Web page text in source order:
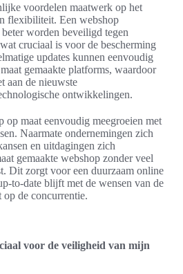
voordelen maatwerk op het
flexibiliteit. Een webshop
worden beveiligd tegen
cruciaal is voor de bescherming
updates kunnen eenvoudig
gemaakte platforms, waardoor
aan de nieuwste
ontwikkelingen.
op maat eenvoudig meegroeien met
Naarmate ondernemingen zich
en uitdagingen zich
gemaakte webshop zonder veel
Dit zorgt voor een duurzaam online
to-date blijft met de wensen van de
de concurrentie.
voor de veiligheid van mijn